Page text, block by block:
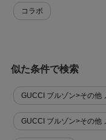
コラボ
似た条件で検索
GUCCI ブルゾン>その他
GUCCI ブルゾン>その他